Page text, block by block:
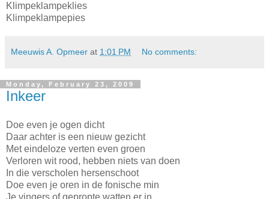
Klimpeklampeklies
Klimpeklampepies
Meeuwis A. Opmeer at 1:01 PM No comments:
Monday, February 23, 2009
Inkeer
Doe even je ogen dicht
Daar achter is een nieuw gezicht
Met eindeloze verten even groen
Verloren wit rood, hebben niets van doen
In die verscholen hersenschoot
Doe even je oren in de fonische min
Je vingers of gepropte watten er in